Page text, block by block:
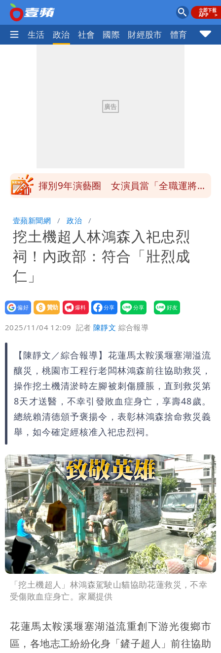
尚 生活 政治 社會 國際 財經股市 體育 壹蘋
回1句笑翻10萬人
白海豚不放假「跟巴威差別在這裡」 蔣
揮別9年演藝圈 女演員當「全職運將」
炸開扁
白海豚發威！內褲掛陽台被吹走 議員神
回1句笑翻10萬人
白海豚不放假「跟巴威差別在這裡」 蔣
壹蘋新聞網 政治
挖土機超人林鴻森入祀忠烈
祠！內政部：符合「壯烈成
仁」
設為
贊助
我要
爆料
2025/11/04 12:09 記者陳靜文 綜合報導
【陳靜文／綜合報導】花蓮馬太鞍溪堰塞湖溢流
釀災，桃園市工程行老闆林鴻森前往協助救災，
操作挖土機清淤時左腳被刺傷腫脹，直到救災第
8天才送醫，不幸引發敗血症身亡，享壽48歲。
總統賴清德頒予褒揚令，表彰林鴻森捨命救災義
舉，如今確定經核准入祀忠烈祠。
「挖土機超人」林鴻森駕駛山貓協助花蓮救災，不幸
受傷敗血症身亡。家屬提供
花蓮馬太鞍溪堰塞湖溢流重創下游光復鄉市
區，各地志工紛紛化身「鏟子超人」前往協助